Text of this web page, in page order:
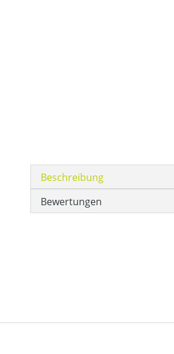
Beschreibung
Bewertungen